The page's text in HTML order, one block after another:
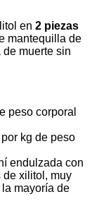
en 2 piezas
mantequilla de
muerte sin
peso corporal
kg de peso
endulzada con
de xilitol, muy
mayoría de